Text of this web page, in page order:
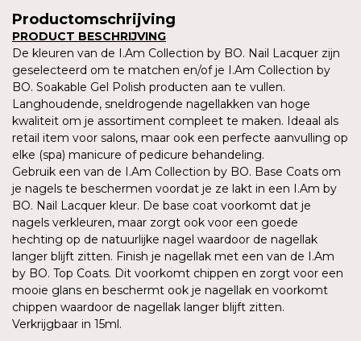
Productomschrijving
PRODUCT BESCHRIJVING
De kleuren van de I.Am Collection by BO. Nail Lacquer zijn
geselecteerd om te matchen en/of je I.Am Collection by
BO. Soakable Gel Polish producten aan te vullen.
Langhoudende, sneldrogende nagellakken van hoge
kwaliteit om je assortiment compleet te maken. Ideaal als
retail item voor salons, maar ook een perfecte aanvulling op
elke (spa) manicure of pedicure behandeling.
Gebruik een van de I.Am Collection by BO. Base Coats om
je nagels te beschermen voordat je ze lakt in een I.Am by
BO. Nail Lacquer kleur. De base coat voorkomt dat je
nagels verkleuren, maar zorgt ook voor een goede
hechting op de natuurlijke nagel waardoor de nagellak
langer blijft zitten. Finish je nagellak met een van de I.Am
by BO. Top Coats. Dit voorkomt chippen en zorgt voor een
mooie glans en beschermt ook je nagellak en voorkomt
chippen waardoor de nagellak langer blijft zitten.
Verkrijgbaar in 15ml.